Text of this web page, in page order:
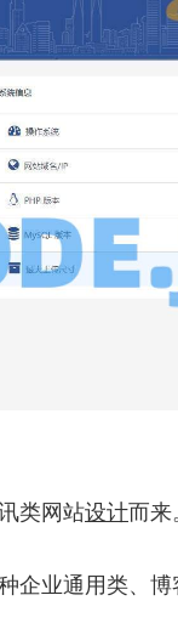
类网站设计而来
企业通用类、